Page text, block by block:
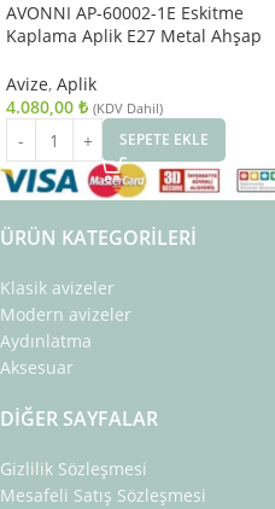
AVONNI AP-60002-1E Eskitme
Kaplama Aplik E27 Metal Ahşap
Avize, Aplik
4.080,00 ₺ (KDV Dahil)
SEPETE EKLE
ÜRÜN KATEGORILERI
Klasik avizeler
Modern avizeler
Aydınlatma
Aksesuar
DIĞER SAYFALAR
Gizlilik Sözleşmesi
Mesafeli Satış Sözleşmesi